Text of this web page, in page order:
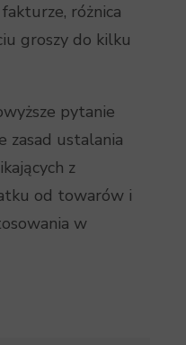
różnica
groszy do kilku
pytanie
zasad ustalania
z
od towarów i
w